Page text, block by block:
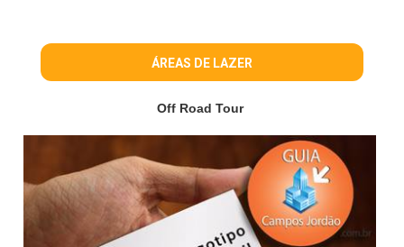
ÁREAS DE LAZER
Off Road Tour